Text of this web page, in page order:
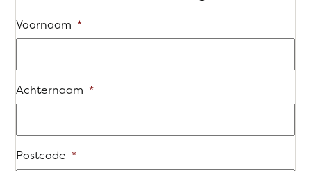
Voornaam *
Achternaam *
Postcode *